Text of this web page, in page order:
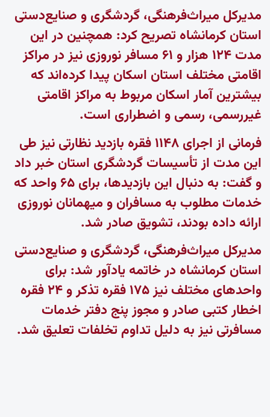
مدیرکل میراث‌فرهنگی، گردشگری و صنایع‌دستی
استان کرمانشاه تصریح کرد: همچنین در این
مدت ۱۲۴ هزار و ۶۱ مسافر نوروزی نیز در مراکز
اقامتی مختلف استان اسکان پیدا کرده‌اند که
بیشترین آمار اسکان مربوط به مراکز اقامتی
غیررسمی، رسمی و اضطراری است.
فرمانی از اجرای ۱۱۴۸ فقره بازدید نظارتی نیز طی
این مدت از تأسیسات گردشگری استان خبر داد
و گفت: به دنبال این بازدیدها، برای ۶۵ واحد که
خدمات مطلوب به مسافران و میهمانان نوروزی
ارائه داده بودند، تشویق صادر شد.‌
مدیرکل میراث‌فرهنگی، گردشگری و صنایع‌دستی
استان کرمانشاه در خاتمه یادآور شد: برای
واحدهای مختلف نیز ۱۷۵ فقره تذکر و ۲۴ فقره
اخطار کتبی صادر و مجوز پنج دفتر خدمات
مسافرتی نیز به دلیل تداوم تخلفات تعلیق شد.